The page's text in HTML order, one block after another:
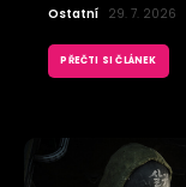
Ostatní 29. 7. 2026
PŘEČTI SI ČLÁNEK